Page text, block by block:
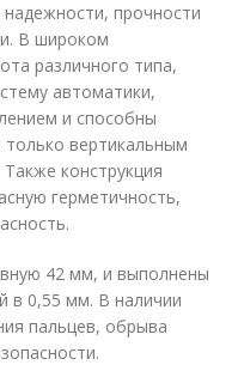
прочности
В широком
различного типа,
автоматики,
и способны
только вертикальным
конструкция
герметичность,
42 мм, и выполнены
в 0,55 мм. В наличии
пальцев, обрыва